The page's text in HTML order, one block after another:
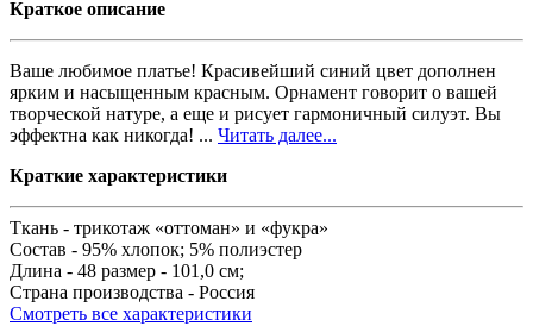
Краткое описание
Ваше любимое платье! Красивейший синий цвет дополнен
ярким и насыщенным красным. Орнамент говорит о вашей
творческой натуре, а еще и рисует гармоничный силуэт. Вы
эффектна как никогда! ... Читать далее...
Краткие характеристики
Ткань - трикотаж «оттоман» и «фукра»
Состав - 95% хлопок; 5% полиэстер
Длина - 48 размер - 101,0 см;
Страна производства - Россия
Смотреть все характеристики